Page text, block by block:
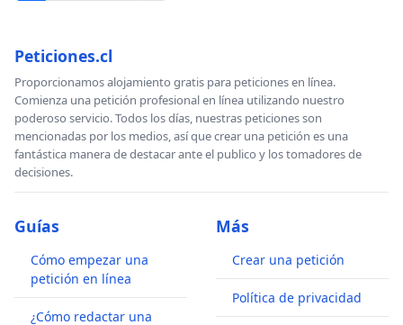
Peticiones.cl
Proporcionamos alojamiento gratis para peticiones en línea.
Comienza una petición profesional en línea utilizando nuestro
poderoso servicio. Todos los días, nuestras peticiones son
mencionadas por los medios, así que crear una petición es una
fantástica manera de destacar ante el publico y los tomadores de
decisiones.
Guías
Cómo empezar una
petición en línea
¿Cómo redactar una
Más
Crear una petición
Política de privacidad